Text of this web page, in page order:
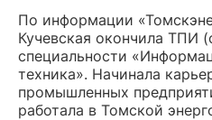
По информации
Кучевская окончила ТПИ
специальности
техника». Начинала
промышленных
работала в Томской